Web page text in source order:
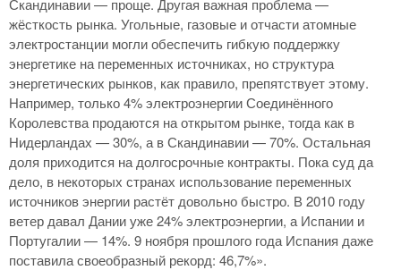
Скандинавии — проще. Другая важная проблема —
жёсткость рынка. Угольные, газовые и отчасти атомные
электростанции могли обеспечить гибкую поддержку
энергетике на переменных источниках, но структура
энергетических рынков, как правило, препятствует этому.
Например, только 4% электроэнергии Соединённого
Королевства продаются на открытом рынке, тогда как в
Нидерландах — 30%, а в Скандинавии — 70%. Остальная
доля приходится на долгосрочные контракты. Пока суд да
дело, в некоторых странах использование переменных
источников энергии растёт довольно быстро. В 2010 году
ветер давал Дании уже 24% электроэнергии, а Испании и
Португалии — 14%. 9 ноября прошлого года Испания даже
поставила своеобразный рекорд: 46,7%».